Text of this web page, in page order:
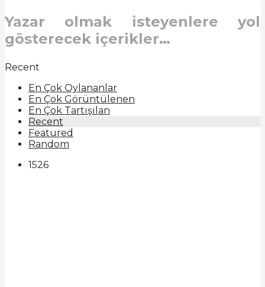
Yazar olmak isteyenlere yol
gösterecek içerikler…
Recent
En Çok Oylananlar
En Çok Görüntülenen
En Çok Tartışılan
Recent
Featured
Random
1526